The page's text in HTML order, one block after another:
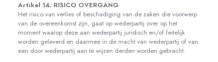
Artikel 14. RISICO OVERGANG
Het risico van verlies of beschadiging van de zaken die voorwerp
van de overeenkomst zijn, gaat op wederpartij over op het
moment waarop deze aan wederpartij juridisch en/of feitelijk
worden geleverd en daarmee in de macht van wederpartij of van
een door wederpartij aan te wijzen derden worden gebracht.